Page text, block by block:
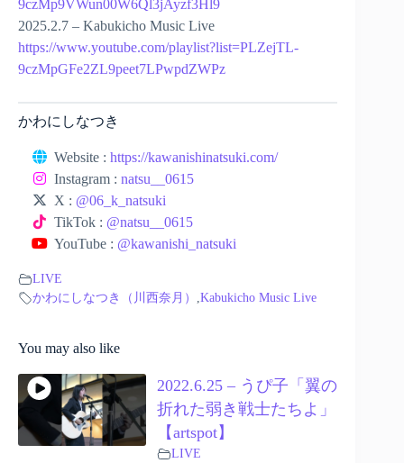
9czMp9VWun00W6Ql3jAyzf3Hl9
2025.2.7 – Kabukicho Music Live
https://www.youtube.com/playlist?list=PLZejTL-
9czMpGFe2ZL9peet7LPwpdZWPz
かわにしなつき
Website : https://kawanishinatsuki.com/
Instagram : natsu__0615
X : @06_k_natsuki
TikTok : @natsu__0615
YouTube : @kawanishi_natsuki
LIVE
かわにしなつき（川西奈月）
Kabukicho Music Live
You may also like
2022.6.25 – うぴ子「翼の
折れた弱き戦士たちよ」
【artspot】
LIVE